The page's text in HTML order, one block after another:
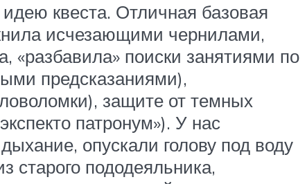
квеста. Отличная базовая
исчезающими чернилами,
поиски занятиями по
предсказаниями),
защите от темных
патронум»). У нас
опускали голову под воду
старого пододеяльника,